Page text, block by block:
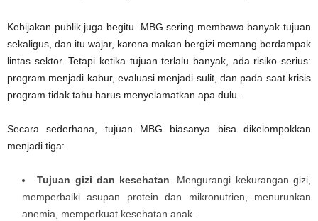
Kebijakan publik juga begitu. MBG sering membawa banyak tujuan
sekaligus, dan itu wajar, karena makan bergizi memang berdampak
lintas sektor. Tetapi ketika tujuan terlalu banyak, ada risiko serius:
program menjadi kabur, evaluasi menjadi sulit, dan pada saat krisis
program tidak tahu harus menyelamatkan apa dulu.
Secara sederhana, tujuan MBG biasanya bisa dikelompokkan
menjadi tiga:
Tujuan gizi dan kesehatan. Mengurangi kekurangan gizi,
memperbaiki asupan protein dan mikronutrien, menurunkan
anemia, memperkuat kesehatan anak.